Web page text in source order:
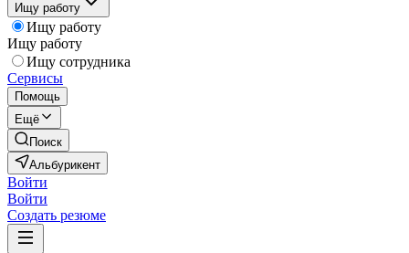
Ищу работу
Ищу работу
Ищу работу
Ищу сотрудника
Сервисы
Помощь
Ещё
Поиск
Альбурикент
Войти
Войти
Создать резюме